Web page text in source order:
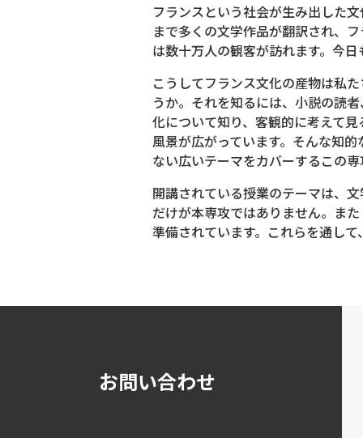
フランスという社会が生み出した
まで多くの文学作品が翻訳され、
は数十万人の観客が訪れます。今
こうしてフランス文化の産物は私
うか。それを知るには、小説の読
化について知り、客観的に考えて
風景が広がっています。そんな知
ない広いテーマをカバーするこの
開講されている授業のテーマは、
だけが本専攻ではありません。ま
準備されています。これらを通し
お問い合わせ